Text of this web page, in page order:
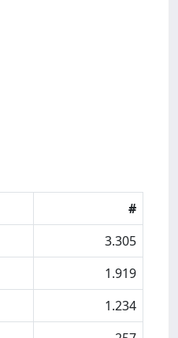
#
3.305
1.919
1.234